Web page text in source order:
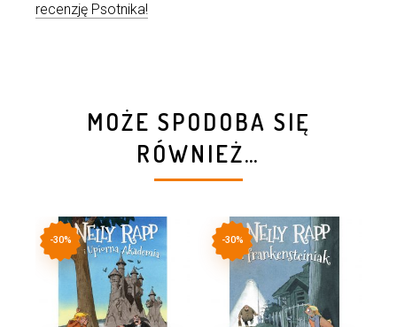
recenzję Psotnika!
MOŻE SPODOBA SIĘ
RÓWNIEŻ…
-30% -30%